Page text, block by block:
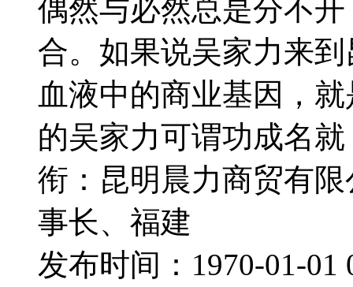
偶然与必然总是分不
合。如果说吴家力来
血液中的商业基因，
的吴家力可谓功成名
衔：昆明晨力商贸有
事长、福建
发布时间：1970-01-